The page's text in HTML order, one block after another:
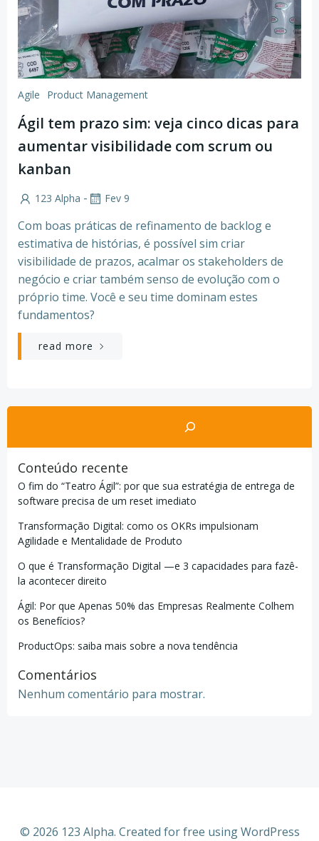
Agile Product Management
Ágil tem prazo sim: veja cinco dicas para
aumentar visibilidade com scrum ou
kanban
123 Alpha - Fev 9
Com boas práticas de refinamento de backlog e
estimativa de histórias, é possível sim criar
visibilidade de prazos, acalmar os stakeholders de
negócio e criar também senso de evolução com o
próprio time. Você e seu time dominam estes
fundamentos?
read more
Pesquisar
Conteúdo recente
O fim do “Teatro Ágil”: por que sua estratégia de entrega de
software precisa de um reset imediato
Transformação Digital: como os OKRs impulsionam
Agilidade e Mentalidade de Produto
O que é Transformação Digital —e 3 capacidades para fazê-
la acontecer direito
Ágil: Por que Apenas 50% das Empresas Realmente Colhem
os Benefícios?
ProductOps: saiba mais sobre a nova tendência
Comentários
Nenhum comentário para mostrar.
© 2026 123 Alpha. Created for free using WordPress